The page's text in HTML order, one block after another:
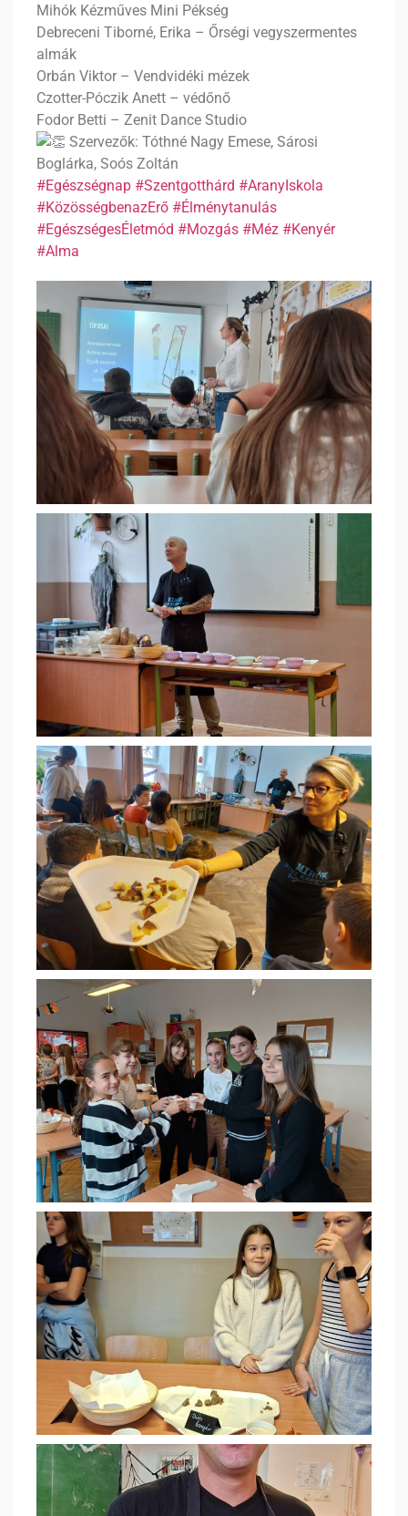
Mihók Kézműves Mini Pékség
Debreceni Tiborné, Erika – Őrségi vegyszermentes
almák
Orbán Viktor – Vendvidéki mézek
Czotter-Póczik Anett – védőnő
Fodor Betti – Zenit Dance Studio
Szervezők: Tóthné Nagy Emese, Sárosi
Boglárka, Soós Zoltán
#Egészségnap #Szentgotthárd #AranyIskola
#KözösségbenazErő #Élménytanulás
#EgészségesÉletmód #Mozgás #Méz #Kenyér
#Alma